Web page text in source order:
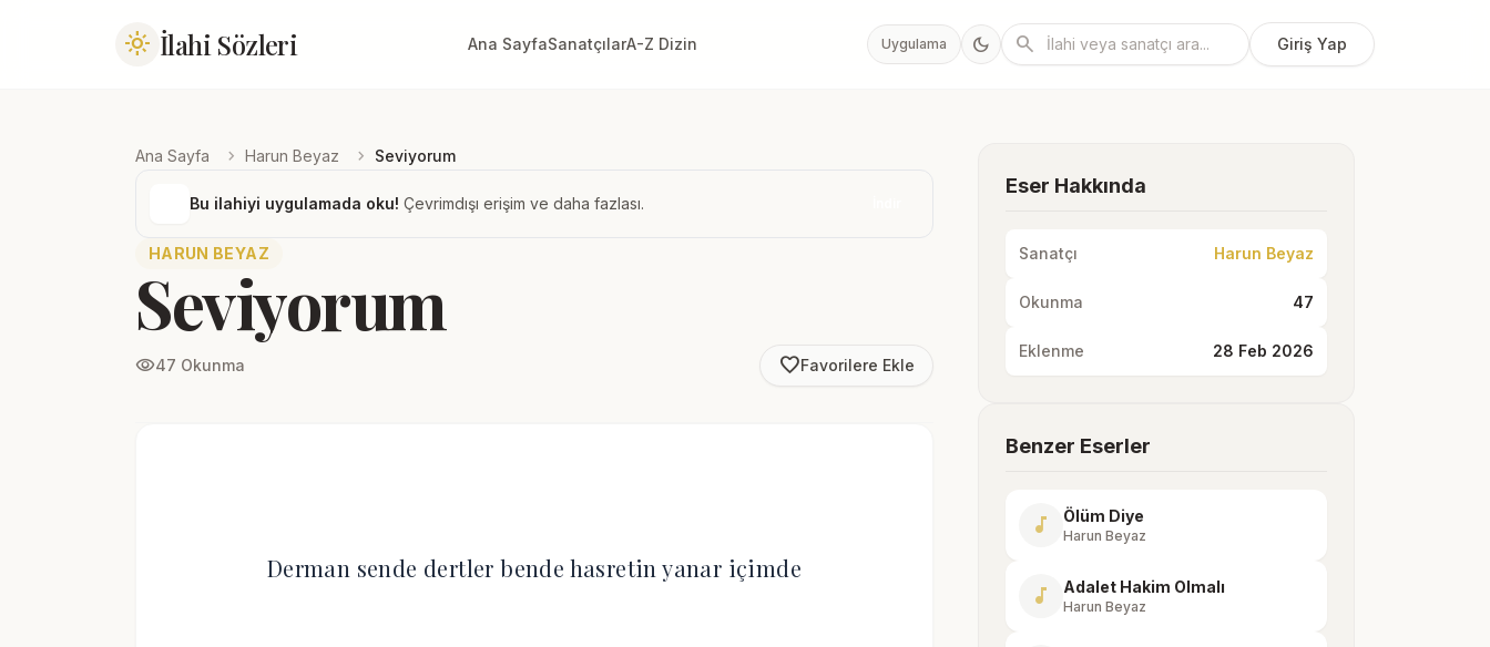
light_mode İlahi Sözleri Ana SayfaSanatçılarA-Z Dizin Uygulama dark_mode search Giriş Yap
Ana Sayfa chevron_right Harun Beyaz chevron_right Seviyorum
Bu ilahiyi uygulamada oku! Çevrimdışı erişim ve daha fazlası.
HARUN BEYAZ
Seviyorum
visibility47 Okunma favorite_borderFavorilere Ekle
Derman sende dertler bende hasretin yanar içimde
Eser Hakkında
Sanatçı Harun Beyaz
Okunma 47
Eklenme 28 Feb 2026
Benzer Eserler
music_note Ölüm Diye
Harun Beyaz
music_note Adalet Hakim Olmalı
Harun Beyaz